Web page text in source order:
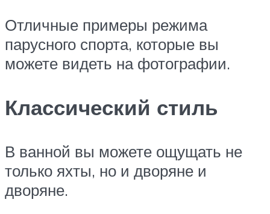
Отличные примеры режима
парусного спорта, которые вы
можете видеть на фотографии.
Классический стиль
В ванной вы можете ощущать не
только яхты, но и дворяне и
дворяне.